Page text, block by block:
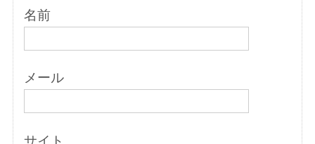
名前
メール
サイト